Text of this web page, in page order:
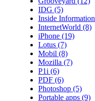
IDG (5)
Inside Information
InternetWorld (8)
iPhone (19)
Lotus (7)
Mobil (8)
Mozilla (7)
P1i (6)
PDF (6)
Photoshop (5)
Portable apps (9)